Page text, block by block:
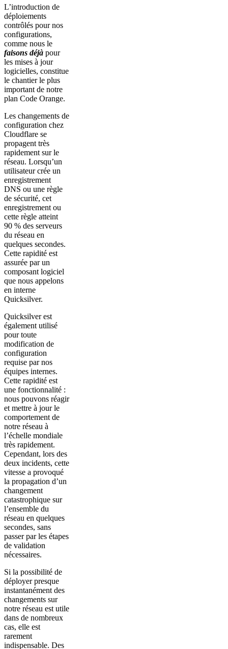
L’introduction de
déploiements
contrôlés pour nos
configurations,
comme nous le
faisons déjà pour
les mises à jour
logicielles, constitue
le chantier le plus
important de notre
plan Code Orange.
Les changements de
configuration chez
Cloudflare se
propagent très
rapidement sur le
réseau. Lorsqu’un
utilisateur crée un
enregistrement
DNS ou une règle
de sécurité, cet
enregistrement ou
cette règle atteint
90 % des serveurs
du réseau en
quelques secondes.
Cette rapidité est
assurée par un
composant logiciel
que nous appelons
en interne
Quicksilver.
Quicksilver est
également utilisé
pour toute
modification de
configuration
requise par nos
équipes internes.
Cette rapidité est
une fonctionnalité :
nous pouvons réagir
et mettre à jour le
comportement de
notre réseau à
l’échelle mondiale
très rapidement.
Cependant, lors des
deux incidents, cette
vitesse a provoqué
la propagation d’un
changement
catastrophique sur
l’ensemble du
réseau en quelques
secondes, sans
passer par les étapes
de validation
nécessaires.
Si la possibilité de
déployer presque
instantanément des
changements sur
notre réseau est utile
dans de nombreux
cas, elle est
rarement
indispensable. Des